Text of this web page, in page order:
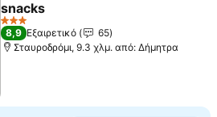
snacks
Εμφάνιση τιμών
3 Αστέρια
8,9 Εξαιρετικό
65
Σταυροδρόμι, 9.3 χλμ. από: Δήμητρα